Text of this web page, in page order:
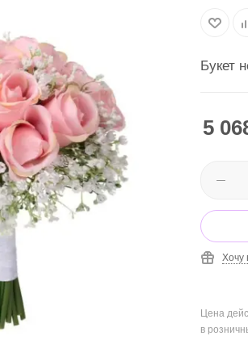
Букет
5
Хочу
Цена
в